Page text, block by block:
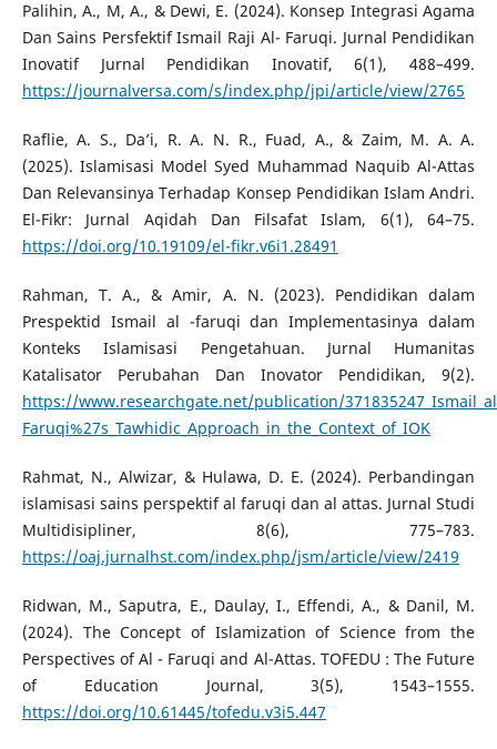
Palihin, A., M, A., & Dewi, E. (2024). Konsep Integrasi Agama
Dan Sains Persfektif Ismail Raji Al- Faruqi. Jurnal Pendidikan
Inovatif Jurnal Pendidikan Inovatif, 6(1), 488–499.
https://journalversa.com/s/index.php/jpi/article/view/2765
Raflie, A. S., Da’i, R. A. N. R., Fuad, A., & Zaim, M. A. A.
(2025). Islamisasi Model Syed Muhammad Naquib Al-Attas
Dan Relevansinya Terhadap Konsep Pendidikan Islam Andri.
El-Fikr: Jurnal Aqidah Dan Filsafat Islam, 6(1), 64–75.
https://doi.org/10.19109/el-fikr.v6i1.28491
Rahman, T. A., & Amir, A. N. (2023). Pendidikan dalam
Prespektid Ismail al -faruqi dan Implementasinya dalam
Konteks Islamisasi Pengetahuan. Jurnal Humanitas
Katalisator Perubahan Dan Inovator Pendidikan, 9(2).
https://www.researchgate.net/publication/
Faruqi%27s_Tawhidic_Approach_in_the_Context_of_IOK
Rahmat, N., Alwizar, & Hulawa, D. E. (2024). Perbandingan
islamisasi sains perspektif al faruqi dan al attas. Jurnal Studi
Multidisipliner, 8(6), 775–783.
https://oaj.jurnalhst.com/index.php/jsm/article/view/2419
Ridwan, M., Saputra, E., Daulay, I., Effendi, A., & Danil, M.
(2024). The Concept of Islamization of Science from the
Perspectives of Al - Faruqi and Al-Attas. TOFEDU : The Future
of Education Journal, 3(5), 1543–1555.
https://doi.org/10.61445/tofedu.v3i5.447